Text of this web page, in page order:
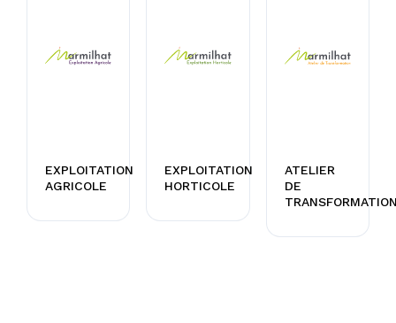
EXPLOITATION
AGRICOLE
EXPLOITATION
HORTICOLE
ATELIER
DE